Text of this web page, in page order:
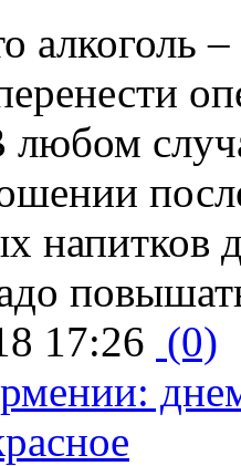
алкоголь
любом
напитков
17:26 (0)